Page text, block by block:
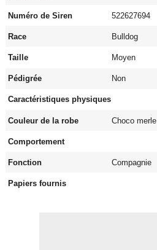
Numéro de Siren 522627694
Race Bulldog
Taille Moyen
Pédigrée Non
Caractéristiques physiques
Couleur de la robe Choco merle
Comportement
Fonction Compagnie
Papiers fournis